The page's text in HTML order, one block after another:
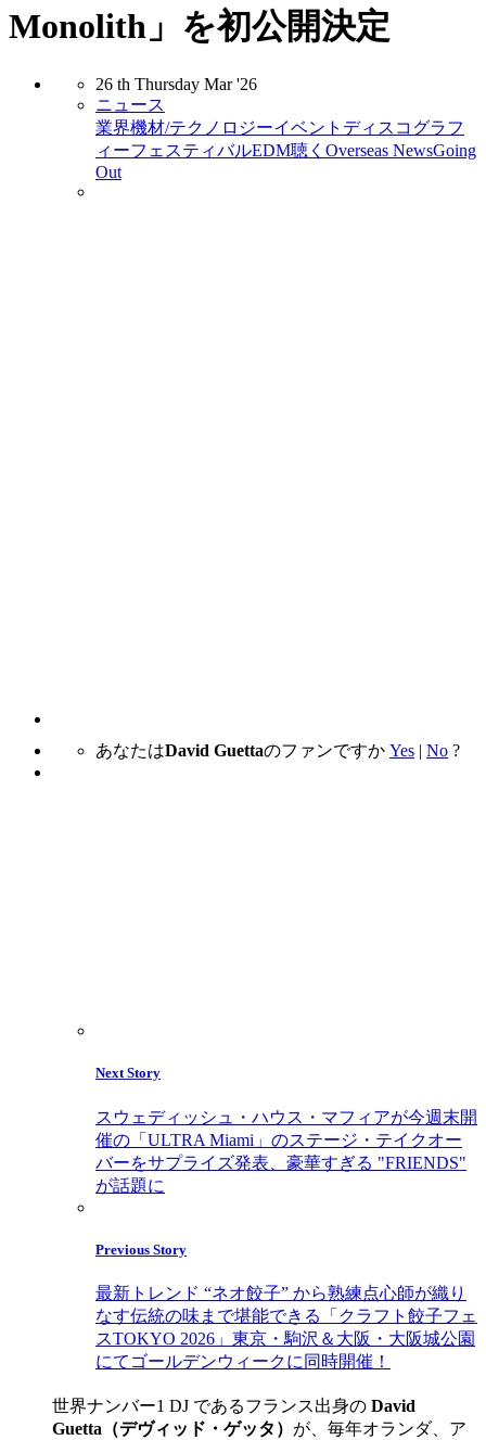
Monolith」を初公開決定
26 th Thursday Mar '26
ニュース
業界機材/テクノロジーイベント ディスコグラフ
ィーフェスティバルEDM聴く Overseas NewsGoing
Out
あなたはDavid Guettaのファンですか Yes | No ?
Next Story
スウェディッシュ・ハウス・マフィアが今週末開
催の「ULTRA Miami」のステージ・テイクオー
バーをサプライズ発表、豪華すぎる "FRIENDS"
が話題に
Previous Story
最新トレンド “ネオ餃子” から熟練点心師が織り
なす伝統の味まで堪能できる「クラフト餃子フェ
スTOKYO 2026」東京・駒沢＆大阪・大阪城公園
にてゴールデンウィークに同時開催！
世界ナンバー1 DJ であるフランス出身の David
Guetta（デヴィッド・ゲッタ） が、毎年オランダ、ア